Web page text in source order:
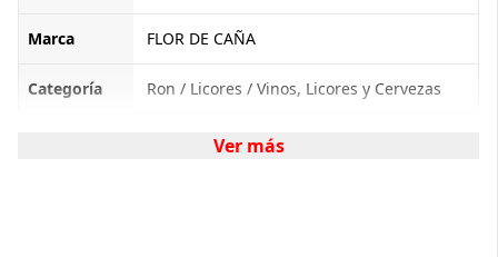
Marca FLOR DE CAÑA
Categoría Ron / Licores / Vinos, Licores y Cervezas
Ver más